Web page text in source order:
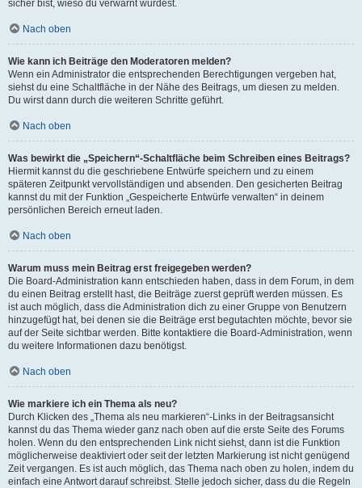
sicher bist, wieso du verwarnt wurdest.
Nach oben
Wie kann ich Beiträge den Moderatoren melden?
Wenn ein Administrator die entsprechenden Berechtigungen vergeben hat,
siehst du eine Schaltfläche in der Nähe des Beitrags, um diesen zu melden.
Du wirst dann durch die weiteren Schritte geführt.
Nach oben
Was bewirkt die „Speichern“-Schaltfläche beim Schreiben eines Beitrags?
Hiermit kannst du die geschriebene Entwürfe speichern und zu einem
späteren Zeitpunkt vervollständigen und absenden. Den gesicherten Beitrag
kannst du mit der Funktion „Gespeicherte Entwürfe verwalten“ in deinem
persönlichen Bereich erneut laden.
Nach oben
Warum muss mein Beitrag erst freigegeben werden?
Die Board-Administration kann entschieden haben, dass in dem Forum, in dem
du einen Beitrag erstellt hast, die Beiträge zuerst geprüft werden müssen. Es
ist auch möglich, dass die Administration dich zu einer Gruppe von Benutzern
hinzugefügt hat, bei denen sie die Beiträge erst begutachten möchte, bevor sie
auf der Seite sichtbar werden. Bitte kontaktiere die Board-Administration, wenn
du weitere Informationen dazu benötigst.
Nach oben
Wie markiere ich ein Thema als neu?
Durch Klicken des „Thema als neu markieren“-Links in der Beitragsansicht
kannst du das Thema wieder ganz nach oben auf die erste Seite des Forums
holen. Wenn du den entsprechenden Link nicht siehst, dann ist die Funktion
möglicherweise deaktiviert oder seit der letzten Markierung ist nicht genügend
Zeit vergangen. Es ist auch möglich, das Thema nach oben zu holen, indem du
einfach eine Antwort darauf schreibst. Stelle jedoch sicher, dass du die Regeln